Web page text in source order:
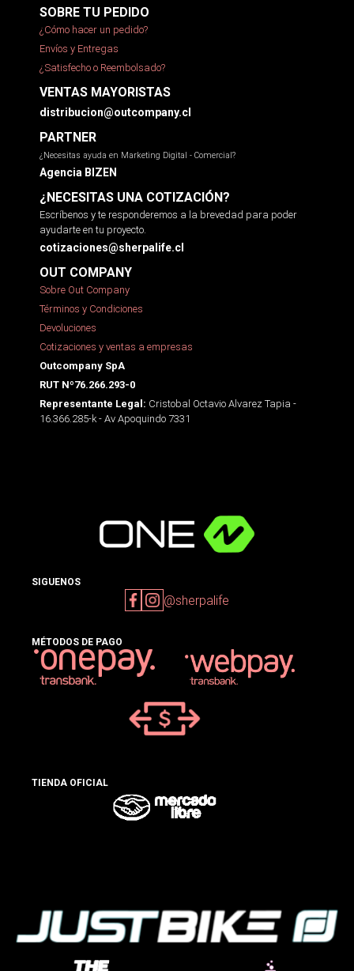
SOBRE TU PEDIDO
¿Cómo hacer un pedido?
Envíos y Entregas
¿Satisfecho o Reembolsado?
VENTAS MAYORISTAS
distribucion@outcompany.cl
PARTNER
¿Necesitas ayuda en Marketing Digital - Comercial?
Agencia BIZEN
¿NECESITAS UNA COTIZACIÓN?
Escríbenos y te responderemos a la brevedad para poder
ayudarte en tu proyecto.
cotizaciones@sherpalife.cl
OUT COMPANY
Sobre Out Company
Términos y Condiciones
Devoluciones
Cotizaciones y ventas a empresas
Outcompany SpA
RUT Nº76.266.293-0
Representante Legal: Cristobal Octavio Alvarez Tapia -
16.366.285-k - Av Apoquindo 7331
SIGUENOS
@sherpalife
MÉTODOS DE PAGO
TIENDA OFICIAL